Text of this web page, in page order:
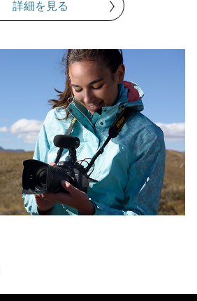
詳細を見る